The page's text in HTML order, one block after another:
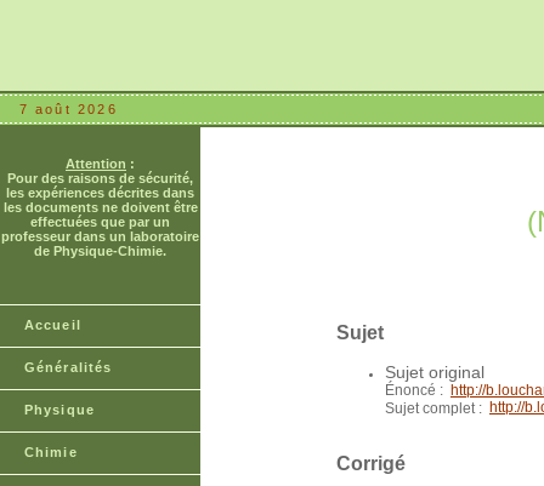
7 août 2026
Attention :
Pour des raisons de sécurité,
les expériences décrites dans
les documents ne doivent être
effectuées que par un
professeur dans un laboratoire
de Physique-Chimie.
Accueil
Généralités
Physique
Chimie
Sujet
Sujet original
Énoncé : http://
Sujet complet : http://
Corrigé